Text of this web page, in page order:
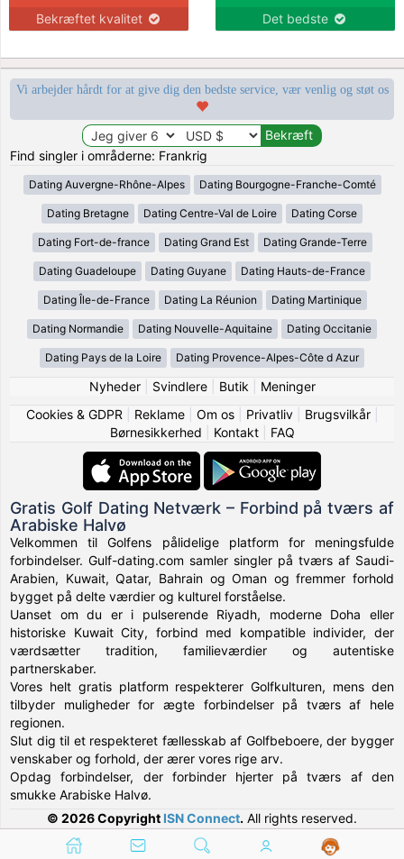
Bekræftet kvalitet Det bedste
Vi arbejder hårdt for at give dig den bedste service, vær venlig og støt os
Find singler i områderne: Frankrig
Dating Auvergne-Rhône-Alpes Dating Bourgogne-Franche-Comté
Dating Bretagne Dating Centre-Val de Loire Dating Corse
Dating Fort-de-france Dating Grand Est Dating Grande-Terre
Dating Guadeloupe Dating Guyane Dating Hauts-de-France
Dating Île-de-France Dating La Réunion Dating Martinique
Dating Normandie Dating Nouvelle-Aquitaine Dating Occitanie
Dating Pays de la Loire Dating Provence-Alpes-Côte d Azur
Nyheder| Svindlere| Butik
Meninger
Cookies & GDPR
Reklame| Om os| Privatliv| Brugsvilkår|
Børnesikkerhed
Kontakt| FAQ
Gratis Golf Dating Netværk – Forbind på tværs af
Arabiske Halvø
Velkommen til Golfens pålidelige platform for meningsfulde
forbindelser. Gulf-dating.com samler singler på tværs af Saudi-
Arabien, Kuwait, Qatar, Bahrain og Oman og fremmer forhold
bygget på delte værdier og kulturel forståelse.
Uanset om du er i pulserende Riyadh, moderne Doha eller
historiske Kuwait City, forbind med kompatible individer, der
værdsætter tradition, familieværdier og autentiske
partnerskaber.
Vores helt gratis platform respekterer Golfkulturen, mens den
tilbyder muligheder for ægte forbindelser på tværs af hele
regionen.
Slut dig til et respekteret fællesskab af Golfbeboere, der bygger
venskaber og forhold, der ærer vores rige arv.
Opdag forbindelser, der forbinder hjerter på tværs af den
smukke Arabiske Halvø.
© 2026 Copyright ISN Connect. All rights reserved.